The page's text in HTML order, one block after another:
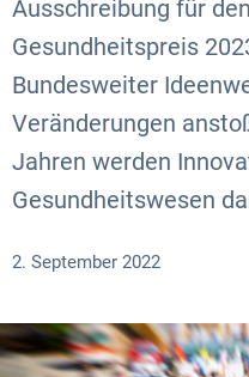
Ausschreibung für
Gesundheitspreis
Bundesweiter
Veränderungen
Jahren werden
Gesundheitswesen
2. September 2022